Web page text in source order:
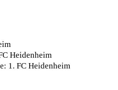
Heidenheim
1. FC Heidenheim